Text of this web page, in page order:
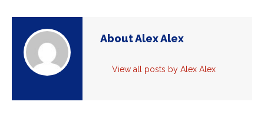
About Alex Alex
View all posts by Alex Alex